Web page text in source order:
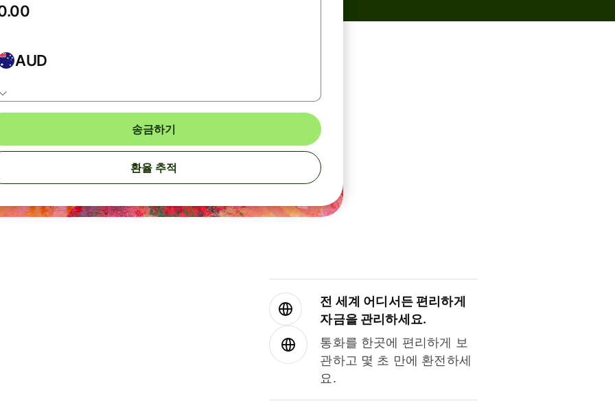
AUD
송금하기
환율 추적
전 세계 어디서든 편리하게
자금을 관리하세요.
통화를 한곳에 편리하게 보
관하고 몇 초 만에 환전하세
요.